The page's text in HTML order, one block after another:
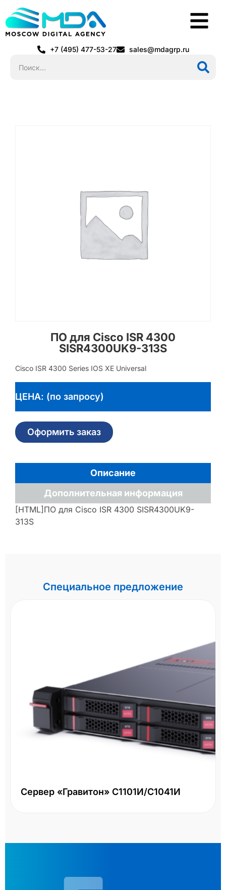
+7 (495) 477-53-27 sales@mdagrp.ru
ПО для Cisco ISR 4300
SISR4300UK9-313S
Cisco ISR 4300 Series IOS XE Universal
ЦЕНА: (по запросу)
Оформить заказ
Описание
Дополнительная информация
[HTML]ПО для Cisco ISR 4300 SISR4300UK9-
313S
Специальное предложение
Сервер «Гравитон» С1101И/С1041И